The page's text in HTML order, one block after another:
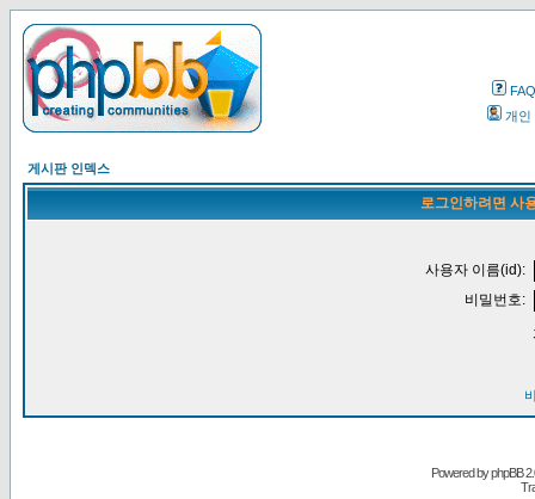
FAQ
개인
게시판 인덱스
로그인하려면 사
사용자 이름(id):
비밀번호:
Powered byphpBB